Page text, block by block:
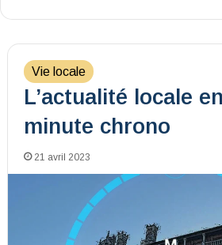
Vie locale
L’actualité locale
minute chrono
21 avril 2023